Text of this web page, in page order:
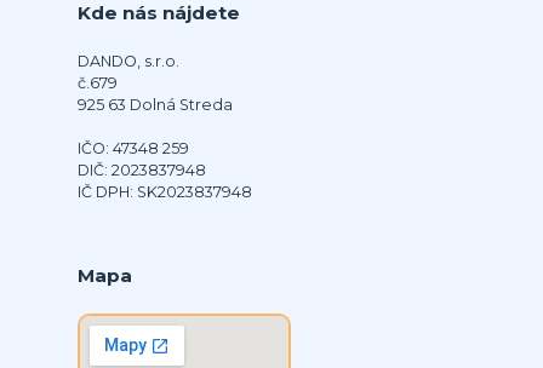
Kde nás nájdete
DANDO, s.r.o.
č.679
925 63 Dolná Streda
IČO: 47348 259
DIČ: 2023837948
IČ DPH: SK2023837948
Mapa